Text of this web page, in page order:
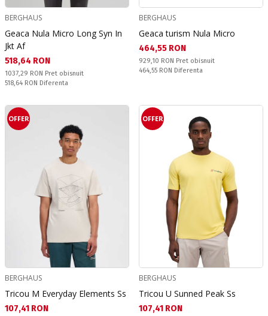
BERGHAUS
Geaca Nula Micro Long Syn In
Jkt Af
Текуща цена:
518,64 RON
Pret obisnuit:
1037,29 RON Pret obisnuit
Спестявате:
518,64 RON Diferenta
BERGHAUS
Geaca turism Nula Micro
Текуща цена:
464,55 RON
Pret obisnuit:
929,10 RON Pret obisnuit
Спестявате:
464,55 RON Diferenta
OFFER
BERGHAUS
Tricou M Everyday Elements Ss
Текуща цена:
107,41 RON
OFFER
BERGHAUS
Tricou U Sunned Peak Ss
Текуща цена:
107,41 RON